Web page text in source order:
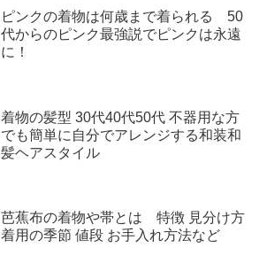
ピンクの着物は何歳まで着られる 50
代からのピンク最強説でピンクは永遠
に！
着物の髪型 30代40代50代 不器用な方
でも簡単に自分でアレンジする和装和
髪ヘアスタイル
芭蕉布の着物や帯とは 特徴 見分け方
着用の季節 値段 お手入れ方法など